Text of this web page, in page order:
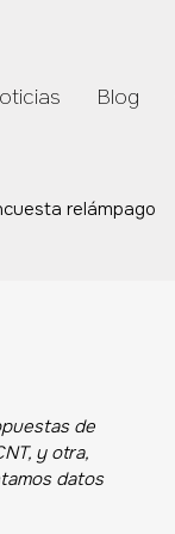
Blog
relámpago
de
y otra,
datos